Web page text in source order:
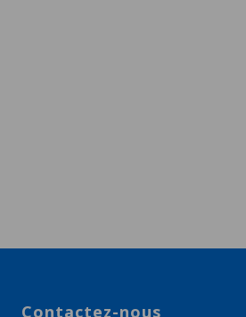
Contactez-nous